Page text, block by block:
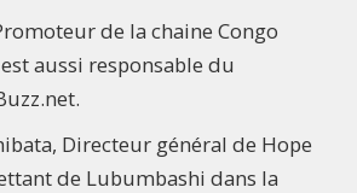
de la chaine Congo
aussi responsable du
Directeur général de Hope
de Lubumbashi dans la